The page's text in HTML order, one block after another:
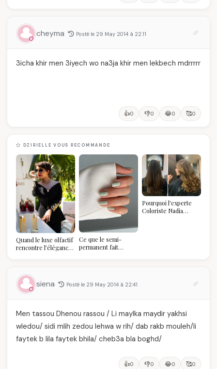
cheyma Posté le 29 May 2014 à 22:11
3icha khir men 3iyech wo na3ja khir men lekbech mdrrrrr
👍0 👎0 😂0 🥰0
DZIRIELLE VOUS RECOMMANDE
Quand le luxe olfactif
rencontre l’élégance
temps
Ce que le semi-
permanent fait
Pourquoi l'experte
Coloriste Nadia
siena Posté le 29 May 2014 à 22:41
Men tassou Dhenou rassou / Li maylka maydir yakhsi
wledou/ sidi mlih zedou lehwa w rih/ dab rakb mouleh/li
faytek b lila faytek bhila/ cheb3a bla boghd/
👍0 👎0 😂0 🥰0